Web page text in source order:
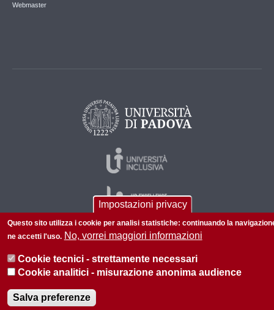
Webmaster
P.I. 00742430283 C.F. 80006480281
Amministrazione trasparente
Impostazioni privacy
Questo sito utilizza i cookie per analisi statistiche: continuando la
ne accetti l'uso. No, vorrei maggiori informazioni
Cookie tecnici - strettamente necessari
Cookie analitici - misurazione anonima audience
Salva preferenze